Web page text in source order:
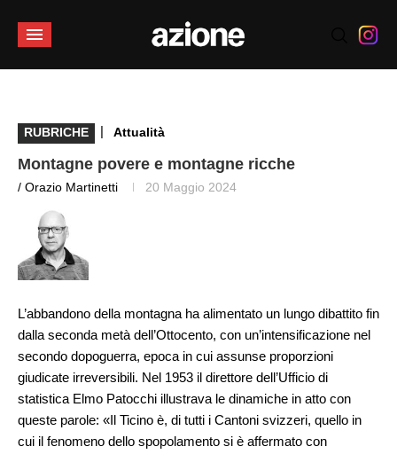
RUBRICHE | Attualità
Montagne povere e montagne ricche
/ Orazio Martinetti 20 Maggio 2024
L’abbandono della montagna ha alimentato un lungo dibattito fin
dalla seconda metà dell’Ottocento, con un’intensificazione nel
secondo dopoguerra, epoca in cui assunse proporzioni
giudicate irreversibili. Nel 1953 il direttore dell’Ufficio di
statistica Elmo Patocchi illustrava le dinamiche in atto con
queste parole: «Il Ticino è, di tutti i Cantoni svizzeri, quello in
cui il fenomeno dello spopolamento si è affermato con